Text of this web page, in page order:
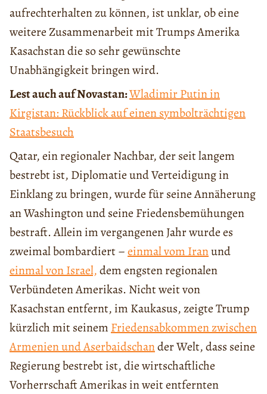
aufrechterhalten zu können, ist unklar, ob eine
weitere Zusammenarbeit mit Trumps Amerika
Kasachstan die so sehr gewünschte
Unabhängigkeit bringen wird.
Lest auch auf Novastan:Wladimir Putin in
Kirgistan: Rückblick auf einen symbolträchtigen
Staatsbesuch
Qatar, ein regionaler Nachbar, der seit langem
bestrebt ist, Diplomatie und Verteidigung in
Einklang zu bringen, wurde für seine Annäherung
an Washington und seine Friedensbemühungen
bestraft. Allein im vergangenen Jahr wurde es
zweimal bombardiert –einmal vom Iranund
einmal von Israel,dem engsten regionalen
Verbündeten Amerikas. Nicht weit von
Kasachstan entfernt, im Kaukasus, zeigte Trump
kürzlich mit seinem Friedensabkommen zwischen
Armenien und Aserbaidschander Welt, dass seine
Regierung bestrebt ist, die wirtschaftliche
Vorherrschaft Amerikas in weit entfernten